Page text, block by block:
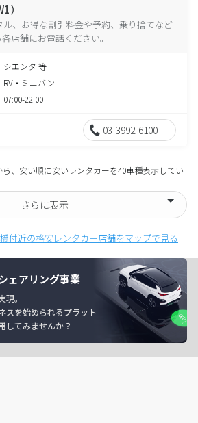
）
ル、お得な割引料金や予約、乗り捨てなど
店舗にお電話ください。
シエンタ 等
RV・ミニバン
07:00-22:00
03-3992-6100
ら、安い順に安いレンタカーを40車種表示してい
さらに表示
付近の格安レンタカー店舗をマップで見る
ェアリング事業
。
スを始められるプラット
してみませんか？